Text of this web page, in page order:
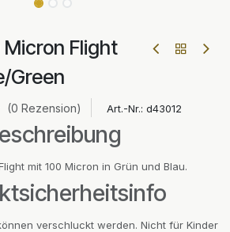
Micron Flight
Green
(0 Rezension) Art.-Nr.: d43012
mit 100 Micron in Grün und Blau.
verschluckt werden. Nicht für Kinder